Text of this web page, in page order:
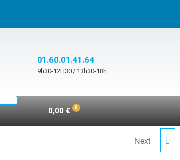
01.60.01.41.64
9h30-12H30 / 13h30-18h
0,00 €
Next